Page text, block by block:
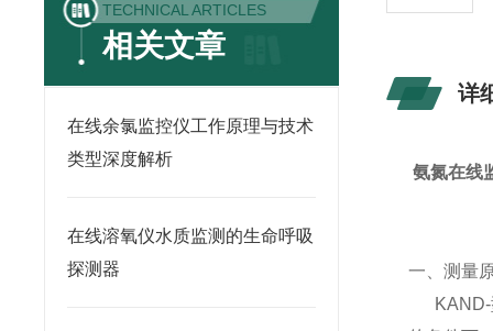
TECHNICAL ARTICLES
相关文章
在线余氯监控仪工作原理与技术
类型深度解析
在线溶氧仪水质监测的生命呼吸
探测器
详
氨氮在线
一、测量
KAND-